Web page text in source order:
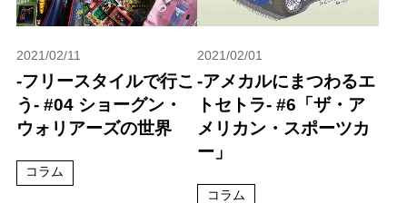
2021/02/11
-フリースタイルで行こ
う- #04 ショーグン・
ウォリアーズの世界
コラム
2021/02/01
-アメカルにまつわるエ
トセトラ- #6「ザ・ア
メリカン・スポーツカ
ー」
コラム